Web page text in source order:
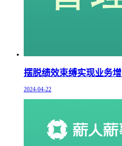
摆脱绩效束缚实现业务
2024-04-22